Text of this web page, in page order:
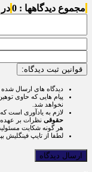
مجموع دیدگاهها : 0 در
قوانین ثبت دیدگاه:
دیدگاه های ارسال
پیام هایی که حاوی
نخواهد شد.
لازم به یادآوری است
حقوقی نظرات بر
هر گونه شکایت
لطفا از تایپ فینگلیش